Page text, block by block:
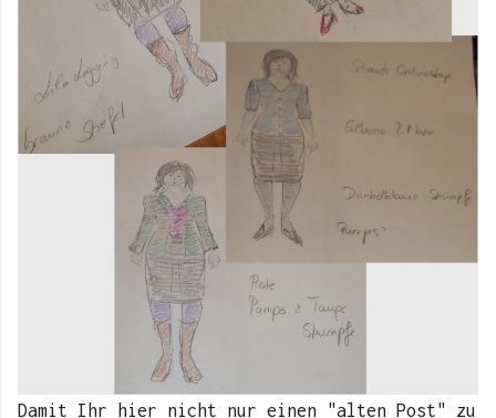
Damit Ihr hier nicht nur einen "alten Post" zu